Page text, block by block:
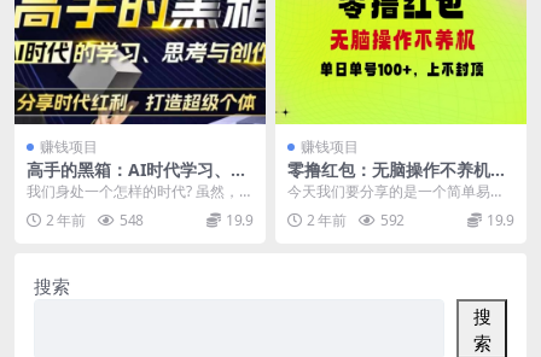
赚钱项目
高手的黑箱：AI时代学习、思
考与创作-分红时代红利，打造
超级个体
我们身处一个怎样的时代? 虽然，阶
级固化 虽然，竞争内卷 但是，技术
爆炸 什么是...
2 年前 548 19.9
赚钱项目
零撸红包：无脑操作不养机，
单日单号100+，硬撸上不封顶
今天我们要分享的是一个简单易行
的刷视频0撸薅羊毛玩法——“广告
掘金”项目。 通过...
2 年前 592 19.9
搜索
搜
索